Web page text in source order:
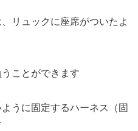
リュックに座席がついたよ
ことができます
うに固定するハーネス（固